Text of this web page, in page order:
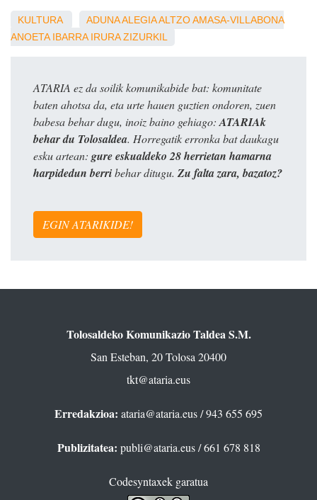
KULTURA ADUNAALEGIAALTZOAMASA-VILLABONA
ANOETA IBARRA IRURA ZIZURKIL
ATARIA ez da soilik komunikabide bat: komunitate
baten ahotsa da, eta urte hauen guztien ondoren, zuen
babesa behar dugu, inoiz baino gehiago:ATARIAk
behar du Tolosaldea. Horregatik erronka bat daukagu
esku artean: gure eskualdeko 28 herrietan hamarna
harpidedun berribehar ditugu. Zu falta zara, bazatoz?
EGIN ATARIKIDE!
Tolosaldeko Komunikazio Taldea S.M.
San Esteban, 20 Tolosa 20400
tkt@ataria.eus
Erredakzioa: ataria@ataria.eus/ 943 655 695
Publizitatea: publi@ataria.eus/ 661 678 818
Codesyntaxek garatua